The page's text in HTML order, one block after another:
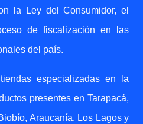
la Ley del Consumidor, el
de fiscalización en las
del país.
especializadas en la
presentes en Tarapacá,
Araucanía, Los Lagos y